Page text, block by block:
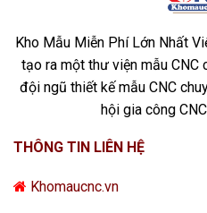
Kho Mẫu Miễn Phí Lớn Nhất
tạo ra một thư viện mẫu CNC
đội ngũ thiết kế mẫu CNC
hội gia công
THÔNG TIN LIÊN HỆ
Khomaucnc.vn